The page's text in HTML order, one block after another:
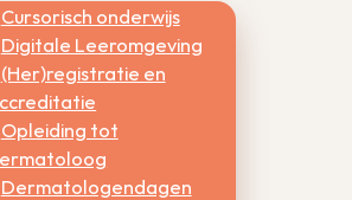
Cursorisch onderwijs
Digitale Leeromgeving
(Her)registratie en
Opleiding tot
Dermatologendagen